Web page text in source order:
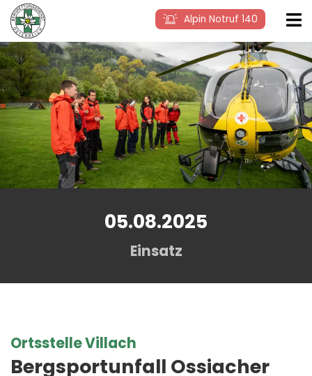
Alpin Notruf 140
05.08.2025
Einsatz
Ortsstelle Villach
Bergsportunfall Ossiacher